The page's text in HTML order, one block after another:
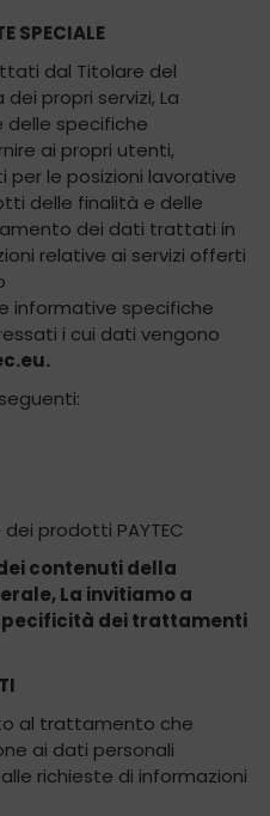
SPECIALE
dal Titolare del
propri servizi, La
delle specifiche
ai propri utenti,
le posizioni lavorative
delle finalità e delle
dei dati trattati in
relative ai servizi offerti
informative specifiche
i cui dati vengono
prodotti PAYTEC
contenuti della
La invitiamo a
dei trattamenti
al trattamento che
ai dati personali
richieste di informazioni